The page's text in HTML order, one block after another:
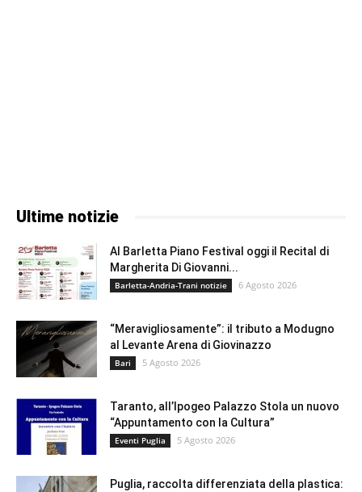
Ultime notizie
Al Barletta Piano Festival oggi il Recital di
Margherita Di Giovanni...
Barletta-Andria-Trani notizie 6 Agosto 2026
“Meravigliosamente”: il tributo a Modugno
al Levante Arena di Giovinazzo
Bari 5 Agosto 2026
Taranto, all’Ipogeo Palazzo Stola un nuovo
“Appuntamento con la Cultura”
Eventi Puglia 5 Agosto 2026
Puglia, raccolta differenziata della plastica: